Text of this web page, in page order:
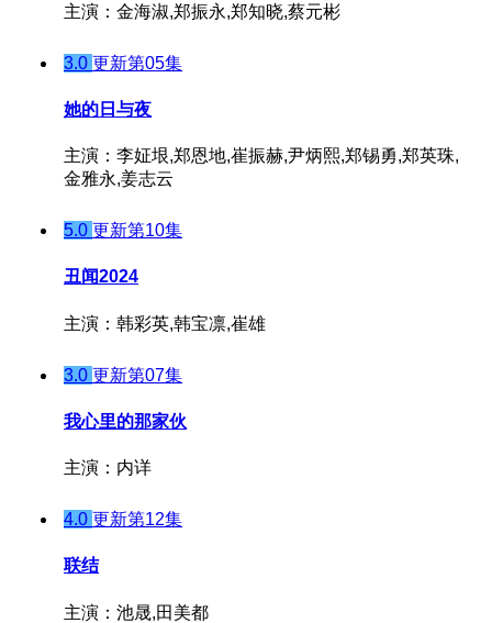
主演：金海淑,郑振永,郑知晓,蔡元彬
3.0 更新第05集
她的日与夜
主演：李姃垠,郑恩地,崔振赫,尹炳熙,郑锡勇,郑英珠,
金雅永,姜志云
5.0 更新第10集
丑闻2024
主演：韩彩英,韩宝凛,崔雄
3.0 更新第07集
我心里的那家伙
主演：内详
4.0 更新第12集
联结
主演：池晟,田美都